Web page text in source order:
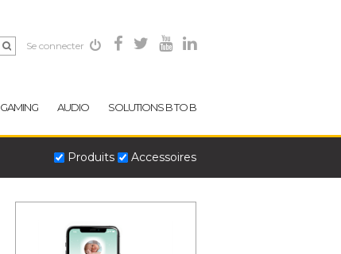
Se connecter
GAMING AUDIO SOLUTIONS B TO B
Produits Accessoires